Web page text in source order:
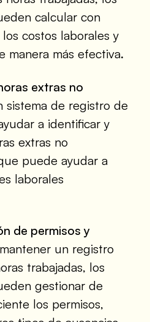
calcular con
costos laborales y
manera más efectiva.
extras no
sistema de registro de
a identificar y
extras no
puede ayudar a
laborales
de permisos y
un registro
trabajadas, los
gestionar de
los permisos,